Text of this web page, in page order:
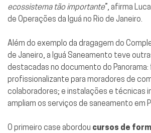
ecossistema tão importante”, afirma
de Operações da Iguá no Rio de Janeiro.
Além do exemplo da dragagem do
de Janeiro, a Iguá Saneamento teve
destacadas no documento do
profissionalizante para moradores de
colaboradores; e instalações e técnicas
ampliam os serviços de saneamento em
O primeiro case abordou cursos de